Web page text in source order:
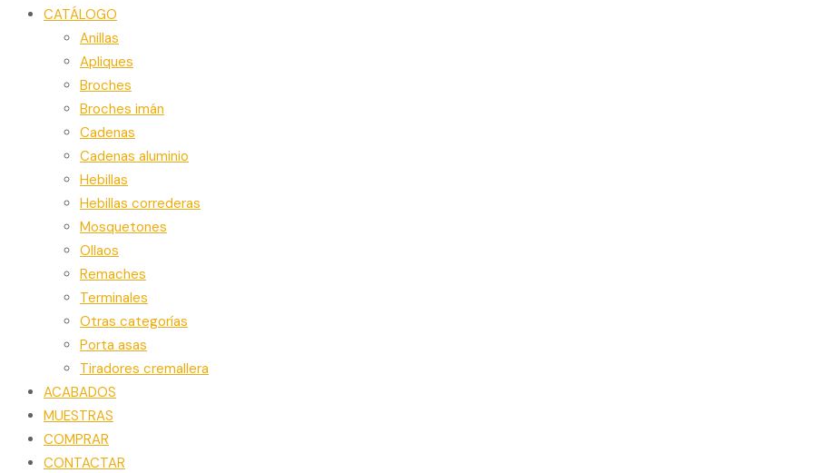
CATÁLOGO
Anillas
Apliques
Broches
Broches imán
Cadenas
Cadenas aluminio
Hebillas
Hebillas correderas
Mosquetones
Ollaos
Remaches
Terminales
Otras categorías
Porta asas
Tiradores cremallera
ACABADOS
MUESTRAS
COMPRAR
CONTACTAR